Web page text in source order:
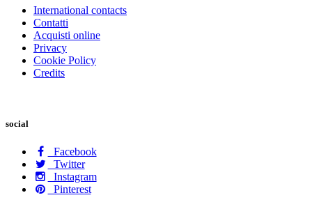
International contacts
Contatti
Acquisti online
Privacy
Cookie Policy
Credits
social
Facebook
Twitter
Instagram
Pinterest